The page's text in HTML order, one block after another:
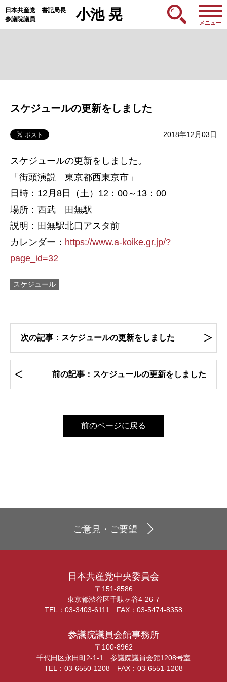
日本共産党 書記局長
参議院議員
小池 晃
メニュー
スケジュールの更新をしました
2018年12月03日
スケジュールの更新をしました。
「街頭演説 東京都西東京市」
日時：12月8日（土）12：00～13：00
場所：西武 田無駅
説明：田無駅北口アスタ前
カレンダー： https://www.a-koike.gr.jp/?
page_id=32
スケジュール
次の記事：スケジュールの更新をしました
前の記事：スケジュールの更新をしました
前のページに戻る
ご意見・ご要望
日本共産党中央委員会
〒151-8586
東京都渋谷区千駄ヶ谷4-26-7
TEL：03-3403-6111 FAX：03-5474-8358
参議院議員会館事務所
〒100-8962
千代田区永田町2-1-1 参議院議員会館1208号室
TEL：03-6550-1208 FAX：03-6551-1208